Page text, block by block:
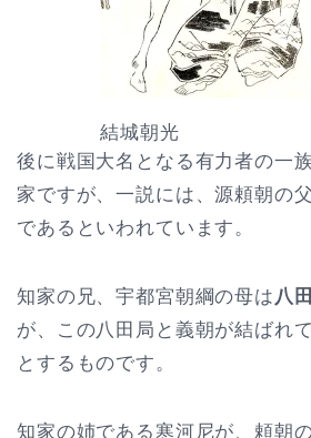
結城朝光
後に戦国大名となる有力者の一
家ですが、一説には、源頼朝の
であるといわれています。
知家の兄、宇都宮朝綱の母は 八
が、この八田局と義朝が結ばれ
とするものです。
知家の姉である寒河尼が、頼朝